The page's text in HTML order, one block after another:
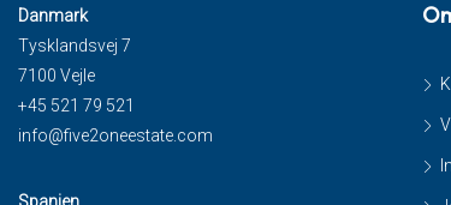
Danmark
Tysklandsvej 7
7100 Vejle
+45 521 79 521
info@five2oneestate.com